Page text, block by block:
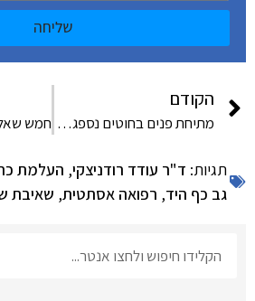
שליחה
הקודם
מתיחת פנים בחוטים נספגים – מה זה?
תגיות: ד"ר עודד רודניצקי, העלמת
גב כף היד, רפואה אסתטית, שאיבת